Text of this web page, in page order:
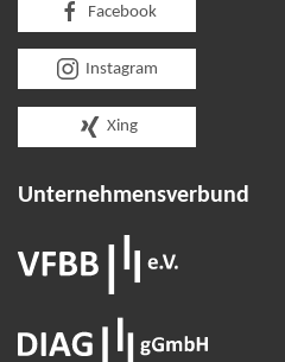
Facebook
Instagram
Xing
Unternehmens­verbund